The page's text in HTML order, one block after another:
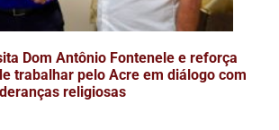
Dom Antônio Fontenele e reforça
trabalhar pelo Acre em diálogo com
religiosas